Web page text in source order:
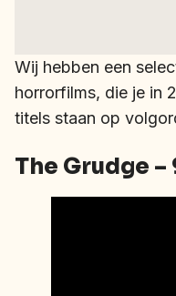
Wij hebben een
horrorfilms, die je in
titels staan op
The Grudge